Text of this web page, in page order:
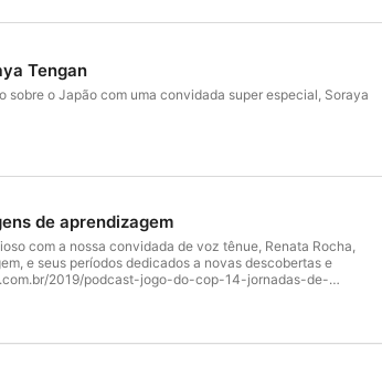
Tengan
sobre o Japão com uma convidada super especial, Soraya
de aprendizagem
com a nossa convidada de voz tênue, Renata Rocha,
e seus períodos dedicados a novas descobertas e
2019/podcast-jogo-do-cop-14-jornadas-de-